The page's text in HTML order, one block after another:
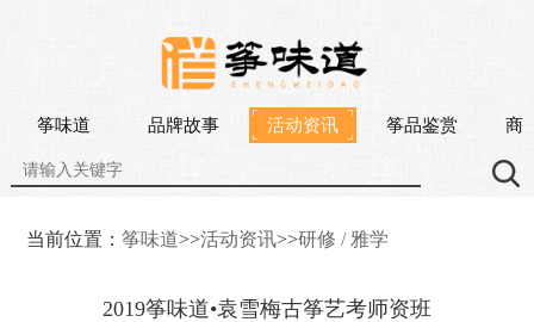
筝味道 品牌故事 活动资讯 筝品鉴赏 商
当前位置：筝味道>>活动资讯>>研修 / 雅学
2019筝味道•袁雪梅古筝艺考师资班